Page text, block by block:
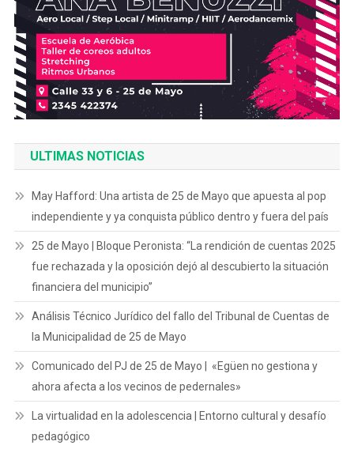
ULTIMAS NOTICIAS
May Hafford: Una artista de 25 de Mayo que apuesta al pop
independiente y ya conquista público dentro y fuera del país
25 de Mayo | Bloque Peronista: “La rendición de cuentas 2025
fue rechazada y la oposición dejó al descubierto la situación
financiera del municipio”
Análisis Técnico Jurídico del fallo del Tribunal de Cuentas de
la Municipalidad de 25 de Mayo
Comunicado del PJ de 25 de Mayo | «Egüen no gestiona y
ahora afecta a los vecinos de pedernales»
La virtualidad en la adolescencia | Entorno cultural y desafío
pedagógico